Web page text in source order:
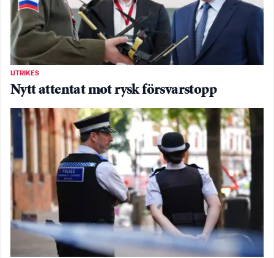
UTRIKES
Nytt attentat mot rysk försvarstopp